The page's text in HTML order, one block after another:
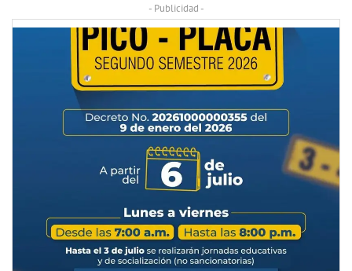
- Publicidad -